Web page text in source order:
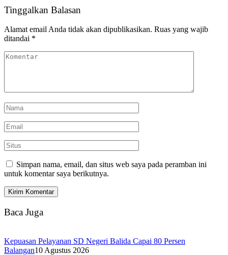
Tinggalkan Balasan
Alamat email Anda tidak akan dipublikasikan. Ruas yang wajib
ditandai *
Simpan nama, email, dan situs web saya pada peramban ini
untuk komentar saya berikutnya.
Baca Juga
Kepuasan Pelayanan SD Negeri Balida Capai 80 Persen
Balangan10 Agustus 2026